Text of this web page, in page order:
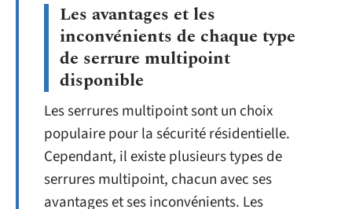
Les avantages et les
inconvénients de chaque type
de serrure multipoint
disponible
Les serrures multipoint sont un choix
populaire pour la sécurité résidentielle.
Cependant, il existe plusieurs types de
serrures multipoint, chacun avec ses
avantages et ses inconvénients. Les